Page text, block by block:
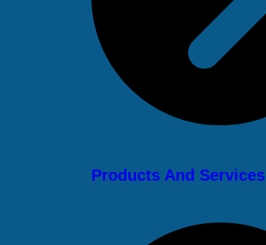
Products And Services